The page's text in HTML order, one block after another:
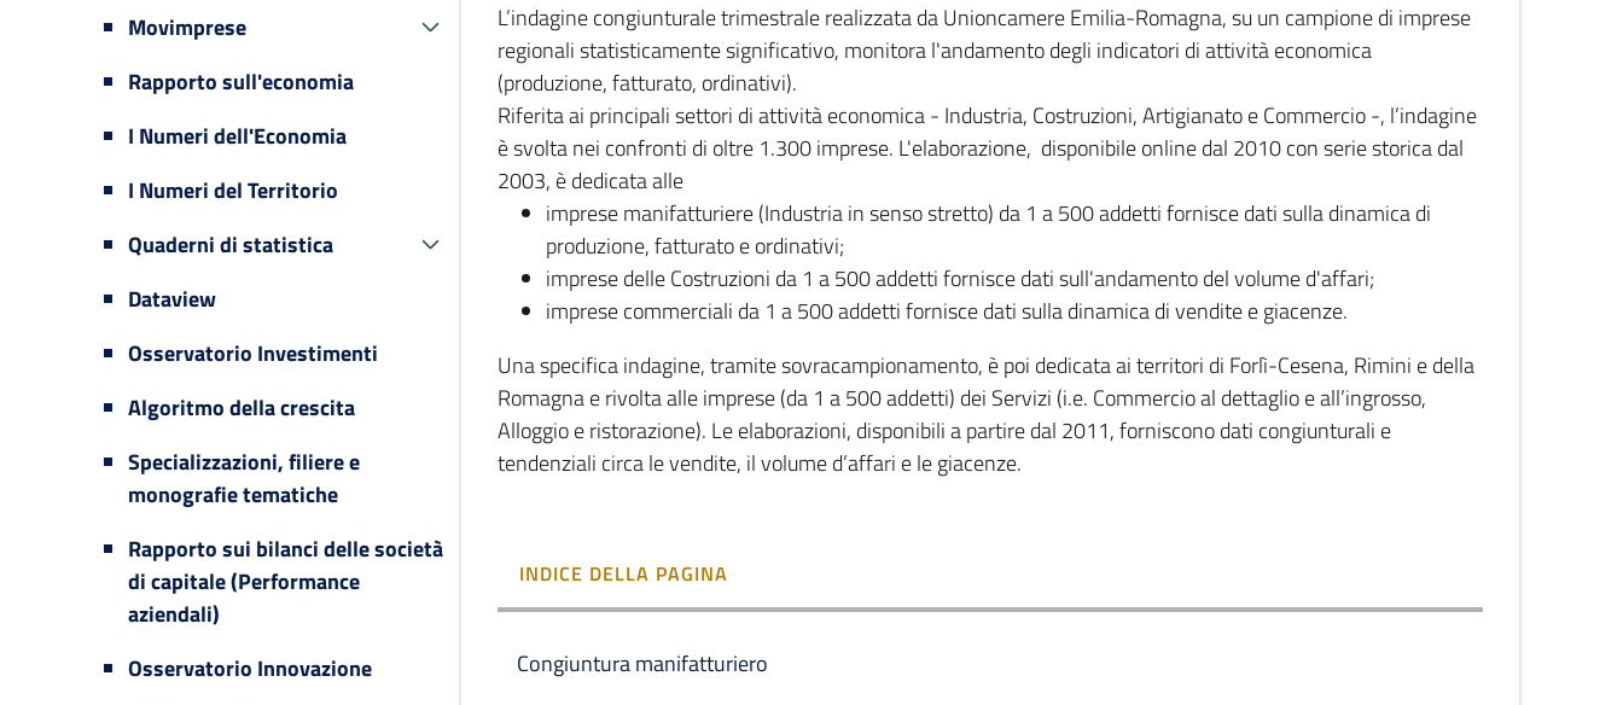
Movimprese
Rapporto sull'economia
I Numeri dell'Economia
I Numeri del Territorio
Quaderni di statistica
Dataview
Osservatorio Investimenti
Algoritmo della crescita
Specializzazioni, filiere e
monografie tematiche
Rapporto sui bilanci delle società
di capitale (Performance
aziendali)
Osservatorio Innovazione
L’indagine congiunturale trimestrale realizzata da Unioncamere Emilia-Romagna, su un campione di imprese
regionali statisticamente significativo, monitora l'andamento degli indicatori di attività economica
(produzione, fatturato, ordinativi).
Riferita ai principali settori di attività economica - Industria, Costruzioni, Artigianato e Commercio -, l’indagine
è svolta nei confronti di oltre 1.300 imprese. L'elaborazione, disponibile online dal 2010 con serie storica dal
2003, è dedicata alle
imprese manifatturiere (Industria in senso stretto) da 1 a 500 addetti fornisce dati sulla dinamica di
produzione, fatturato e ordinativi;
imprese delle Costruzioni da 1 a 500 addetti fornisce dati sull'andamento del volume d'affari;
imprese commerciali da 1 a 500 addetti fornisce dati sulla dinamica di vendite e giacenze.
Una specifica indagine, tramite sovracampionamento, è poi dedicata ai territori di Forlì-Cesena, Rimini e della
Romagna e rivolta alle imprese (da 1 a 500 addetti) dei Servizi (i.e. Commercio al dettaglio e all’ingrosso,
Alloggio e ristorazione). Le elaborazioni, disponibili a partire dal 2011, forniscono dati congiunturali e
tendenziali circa le vendite, il volume d’affari e le giacenze.
INDICE DELLA PAGINA
Congiuntura manifatturiero